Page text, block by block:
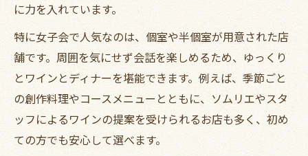
に力を入れています。
特に女子会で人気なのは、個室や半個室が用意された店
舗です。周囲を気にせず会話を楽しめるため、ゆっくり
とワインとディナーを堪能できます。例えば、季節ごと
の創作料理やコースメニューとともに、ソムリエやスタ
ッフによるワインの提案を受けられるお店も多く、初め
ての方でも安心して選べます。